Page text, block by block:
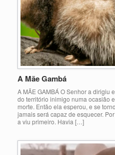
A Mãe Gambá
A MÃE GAMBÁ O Senhor a dirigiu
do território inimigo numa ocasião
morte. Então ela esperou, e se
jamais será capaz de esquecer.
a viu primeiro. Havia […]